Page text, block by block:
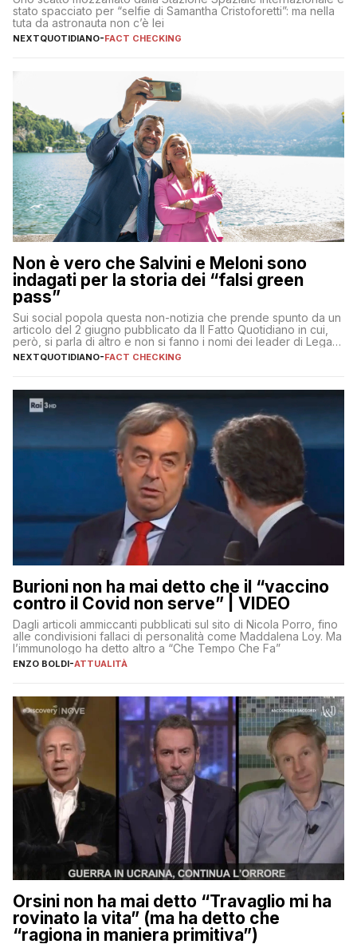
stato spacciato per “selfie di Samantha Cristoforetti”: ma nella
tuta da astronauta non c’è lei
NEXTQUOTIDIANO-FACT CHECKING
Non è vero che Salvini e Meloni sono
indagati per la storia dei “falsi green
pass”
Sui social popola questa non-notizia che prende spunto da un
articolo del 2 giugno pubblicato da Il Fatto Quotidiano in cui,
però, si parla di altro e non si fanno i nomi dei leader di Lega e
Fratelli d’Italia
NEXTQUOTIDIANO-FACT CHECKING
Burioni non ha mai detto che il “vaccino
contro il Covid non serve” | VIDEO
Dagli articoli ammiccanti pubblicati sul sito di Nicola Porro, fino
alle condivisioni fallaci di personalità come Maddalena Loy. Ma
l’immunologo ha detto altro a “Che Tempo Che Fa”
ENZO BOLDI-ATTUALITÀ
Orsini non ha mai detto “Travaglio mi ha
rovinato la vita” (ma ha detto che
“ragiona in maniera primitiva”)